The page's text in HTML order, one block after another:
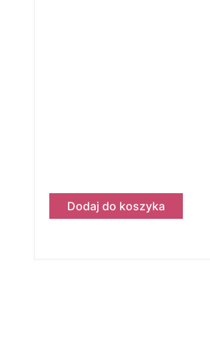
Dodaj do koszyka